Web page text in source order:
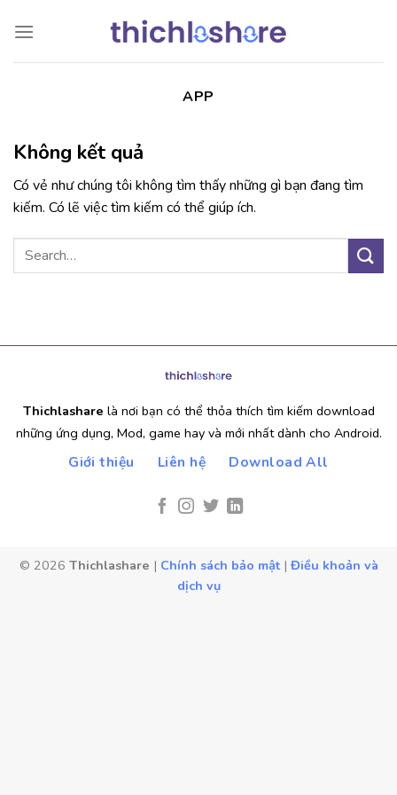
đến
APP
Không kết quả
Có vẻ như chúng tôi không tìm thấy những gì bạn đang tìm
kiếm. Có lẽ việc tìm kiếm có thể giúp ích.
Thichlashare là nơi bạn có thể thỏa thích tìm kiếm download
những ứng dụng, Mod, game hay và mới nhất dành cho Android.
Giới thiệu Liên hệ Download All
© 2026 Thichlashare | Chính sách bảo mật| Điều khoản và
dịch vụ